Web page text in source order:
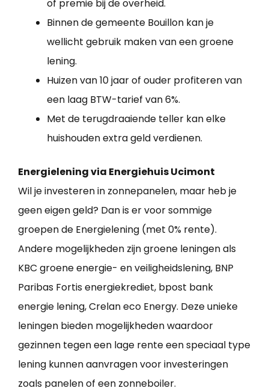
of premie bij de overheid.
Binnen de gemeente Bouillon kan je
wellicht gebruik maken van een groene
lening.
Huizen van 10 jaar of ouder profiteren van
een laag BTW-tarief van 6%.
Met de terugdraaiende teller kan elke
huishouden extra geld verdienen.
Energielening via Energiehuis Ucimont
Wil je investeren in zonnepanelen, maar heb je
geen eigen geld? Dan is er voor sommige
groepen de Energielening (met 0% rente).
Andere mogelijkheden zijn groene leningen als
KBC groene energie- en veiligheidslening, BNP
Paribas Fortis energiekrediet, bpost bank
energie lening, Crelan eco Energy. Deze unieke
leningen bieden mogelijkheden waardoor
gezinnen tegen een lage rente een speciaal type
lening kunnen aanvragen voor investeringen
zoals panelen of een zonneboiler.